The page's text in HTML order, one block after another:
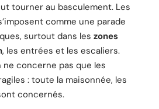
tourner au basculement. Les
comme une parade
surtout dans les zones
, les entrées et les escaliers.
concerne pas que les
: toute la maisonnée, les
concernés.